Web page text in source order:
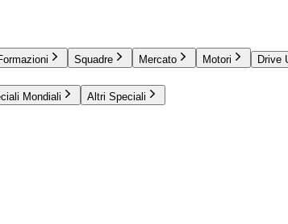
Squadre Mercato Motori Drive
Mondiali Altri Speciali